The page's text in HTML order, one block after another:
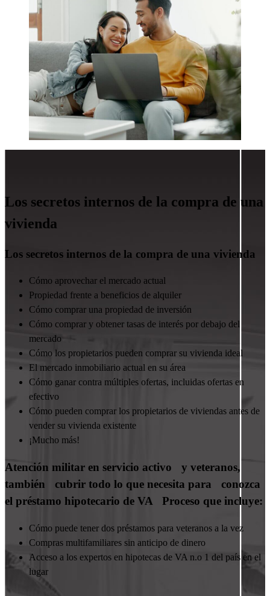
Los secretos internos de la compra de una
vivienda
Los secretos internos de la compra de una vivienda
Cómo aprovechar el mercado actual
Propiedad frente a beneficios de alquiler
Cómo comprar una propiedad de inversión
Cómo comprar y obtener tasas de interés por debajo del
mercado
Cómo los propietarios pueden comprar su vivienda ideal
El mercado inmobiliario actual en su área
Cómo ganar contra múltiples ofertas, incluidas ofertas en
efectivo
Cómo pueden comprar los propietarios de viviendas antes de
vender su vivienda existente
¡Mucho más!
Atención militar en servicio activo y veteranos,
también cubrir todo lo que necesita para conozca
el préstamo hipotecario de VA Proceso que incluye:
Cómo puede tener dos préstamos para veteranos a la vez
Compras multifamiliares sin anticipo de dinero
Acceso a los expertos en hipotecas de VA n.o 1 del país en el
lugar